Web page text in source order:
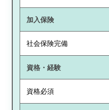
加入保険
社会保険完備
資格・経験
資格必須